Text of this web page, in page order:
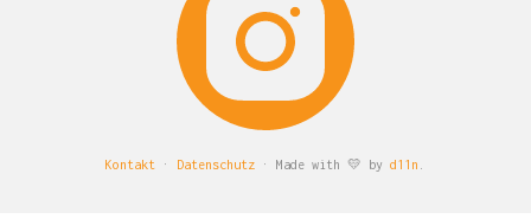
Kontakt · Datenschutz · Made with 💛 by d11n .